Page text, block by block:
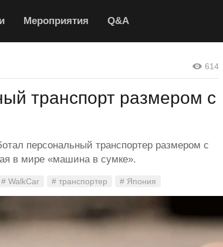
Мероприятия Q&A
614
транспорт размером с
персональный транспортер размером с
в мире «машина в сумке».
# WalkCar # транспортер # Япония